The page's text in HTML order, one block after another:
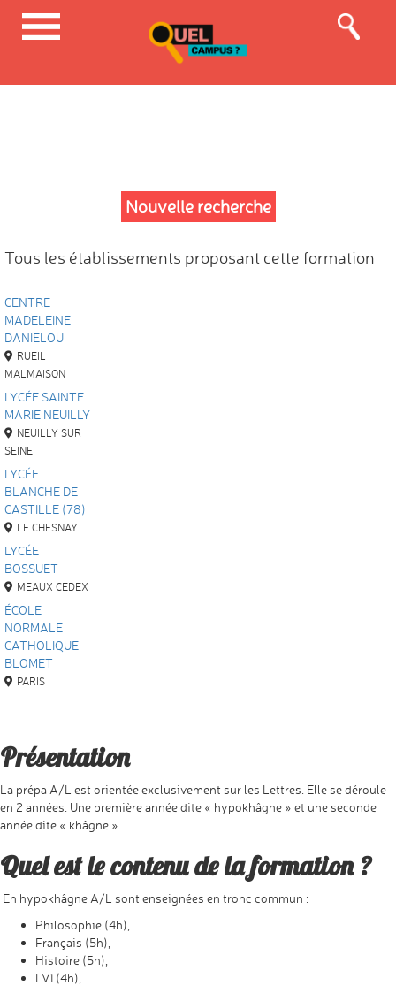
Nouvelle recherche
Tous les établissements proposant cette formation
CENTRE
MADELEINE
DANIELOU
RUEIL
MALMAISON
LYCÉE SAINTE
MARIE NEUILLY
NEUILLY SUR
SEINE
LYCÉE
BLANCHE DE
CASTILLE (78)
LE CHESNAY
LYCÉE
BOSSUET
MEAUX CEDEX
ÉCOLE
NORMALE
CATHOLIQUE
BLOMET
PARIS
Présentation
La prépa A/L est orientée exclusivement sur les Lettres. Elle se déroule
en 2 années. Une première année dite « hypokhâgne » et une seconde
année dite « khâgne ».
Quel est le contenu de la formation ?
En hypokhâgne A/L sont enseignées en tronc commun :
Philosophie (4h),
Français (5h),
Histoire (5h),
LV1 (4h),